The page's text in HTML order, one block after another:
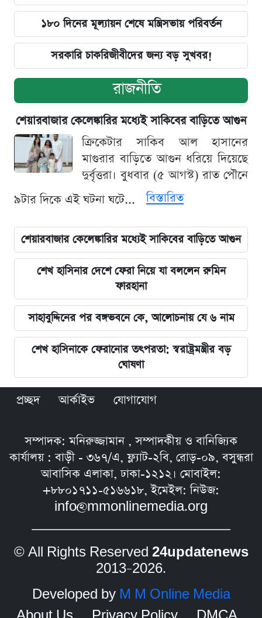
১৮০ দিনের মূল্যায়ন শেষে মন্ত্রিসভায় পরিবর্তন
সরকারি চাকরিজীবীদের জন্য বড় সুখবর!
রাজনীতি
শেয়ারবাজার কেলেঙ্কারির মধ্যেই সাকিবের বাড়িতে আগুন
ক্রিকেটার সাকিব আল হাসানের
মাগুরার বাড়িতে আগুন ধরিয়ে দিয়েছে
দুর্বৃত্তরা। বুধবার (৫ আগস্ট) রাত পৌনে
৯টার দিকে এই ঘটনা ঘটে...
বিস্তারিত
শেয়ারবাজার কেলেঙ্কারির মধ্যেই সাকিবের বাড়িতে আগুন
শেখ হাসিনার দেশে ফেরা নিয়ে যা বললেন রুমিন
ফারহানা
সাহাবুদ্দিনের পর বঙ্গভবনে কে, আলোচনায় যে ৬ নাম
শেখ হাসিনাকে ফেরানোর তৎপরতা: স্বরাষ্ট্রমন্ত্রীর বড়
ঘোষণা
প্রচ্ছদ আর্কাইভ যোগাযোগ
সম্পাদক: মনিরুজ্জামান , সম্পাদকীয় ও বানিজ্যিক
কার্যালয় : বাড়ী - ৩৬৭/এ, ফ্ল্যাট-২বি, রোড়-০৯, বসুন্ধরা
আবাসিক এলাকা, ঢাকা-১২১২। মোবাইল:
+৮৮০১৭১১-৫১৬৬১৮, ইমেইল: নিউজ:
info@mmonlinemedia.org
© All Rights Reserved 24updatenews
2013–2026.
Developed by M M Online Media